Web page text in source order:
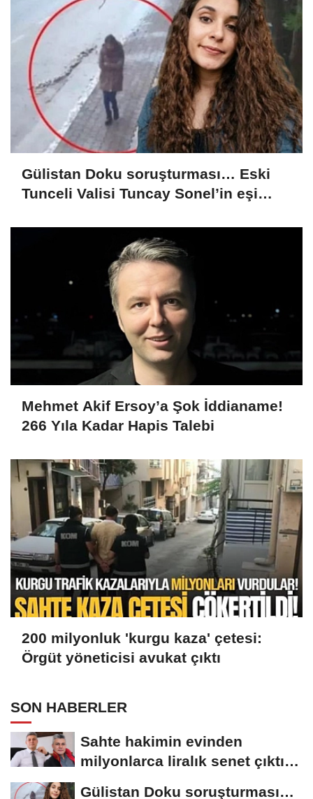
Gülistan Doku soruşturması… Eski
Tunceli Valisi Tuncay Sonel’in eşi
Mehmet Akif Ersoy’a Şok İddianame!
266 Yıla Kadar Hapis Talebi
200 milyonluk 'kurgu kaza' çetesi:
Örgüt yöneticisi avukat çıktı
SON HABERLER
Sahte hakimin evinden
milyonlarca liralık senet çıktı:
Gülistan Doku soruşturması…